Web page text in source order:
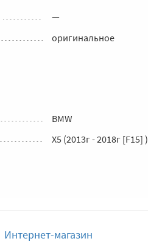
—
оригинальное
BMW
X5 (2013г - 2018г [F15] )
Интернет-магазин